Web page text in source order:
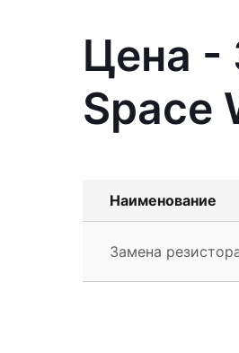
Цена -
Space
Наименование
Замена